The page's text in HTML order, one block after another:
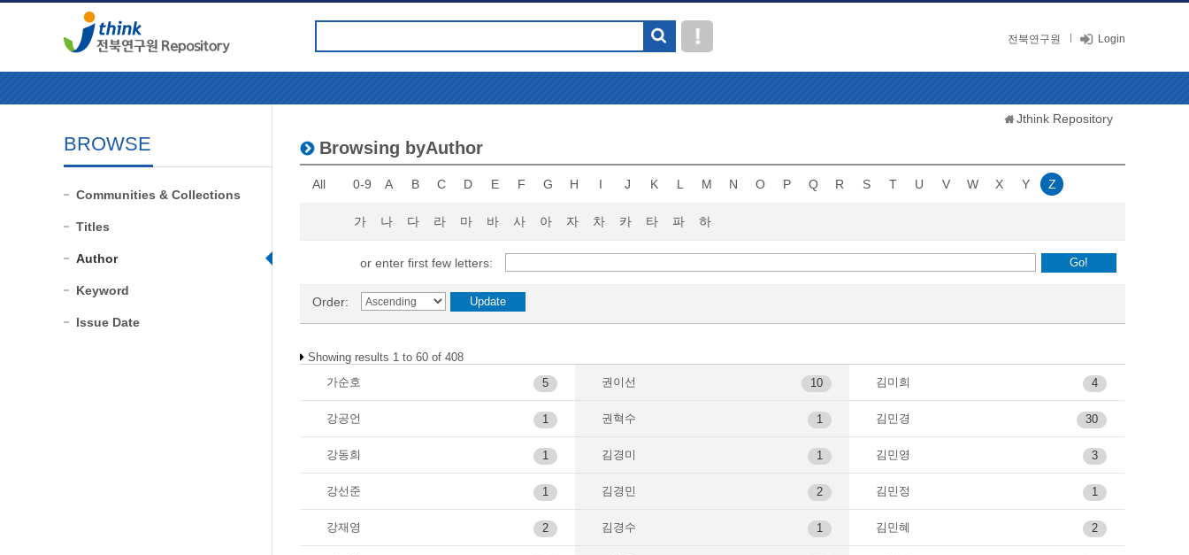
전북연구원 Login
BROWSE
Communities & Collections
Titles
Author
Keyword
Issue Date
Jthink Repository
Browsing byAuthor
All 0-9 A B C D E F G H I J K L M N O P Q R S T U V W X Y Z
가 나 다 라 마 바 사 아 자 차 카 타 파 하
or enter first few letters:
Order:
Showing results 1 to 60 of 408
5
가순호
1
강공언
1
강동희
1
강선준
2
강재영
10
권이선
1
권혁수
1
김경미
2
김경민
1
김경수
4
김미희
30
김민경
3
김민영
1
김민정
2
김민혜